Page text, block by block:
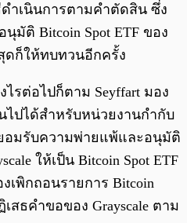
ำเนินการตามคำตัดสิน ซึ่ง
มัติ Bitcoin Spot ETF ของ
ดก็ให้ทบทวนอีกครั้ง
รต่อไปก็ตาม Seyffart มอง
ไปได้สำหรับหน่วยงานกำกับ
อมรับความพ่ายแพ้และอนุมัติ
ให้เป็น Bitcoin Spot ETF
เพิกถอนรายการ Bitcoin
สธคำขอของ Grayscale ตาม